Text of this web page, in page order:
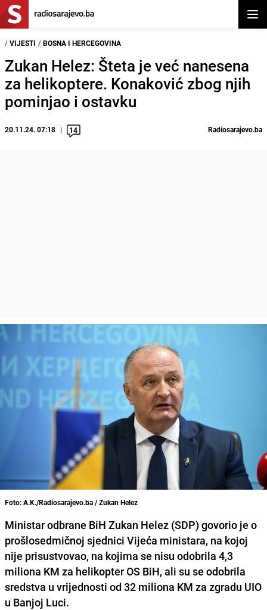
/ VIJESTI / BOSNA I HERCEGOVINA
Zukan Helez: Šteta je već nanesena
za helikoptere. Konaković zbog njih
pominjao i ostavku
20.11.24. 07:18 14 Radiosarajevo.ba
Foto: A.K./Radiosarajevo.ba / Zukan Helez
Ministar odbrane BiH Zukan Helez (SDP) govorio je o
prošlosedmičnoj sjednici Vijeća ministara, na kojoj
nije prisustvovao, na kojima se nisu odobrila 4,3
miliona KM za helikopter OS BiH, ali su se odobrila
sredstva u vrijednosti od 32 miliona KM za zgradu UIO
u Banjoj Luci.